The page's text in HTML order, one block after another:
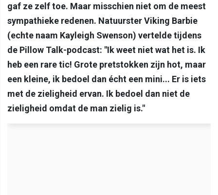
gaf ze zelf toe. Maar misschien niet om de meest
sympathieke redenen. Natuurster Viking Barbie
(echte naam Kayleigh Swenson) vertelde tijdens
de Pillow Talk-podcast: "Ik weet niet wat het is. Ik
heb een rare tic! Grote pretstokken zijn hot, maar
een kleine, ik bedoel dan écht een mini... Er is iets
met de zieligheid ervan. Ik bedoel dan niet de
zieligheid omdat de man zielig is."